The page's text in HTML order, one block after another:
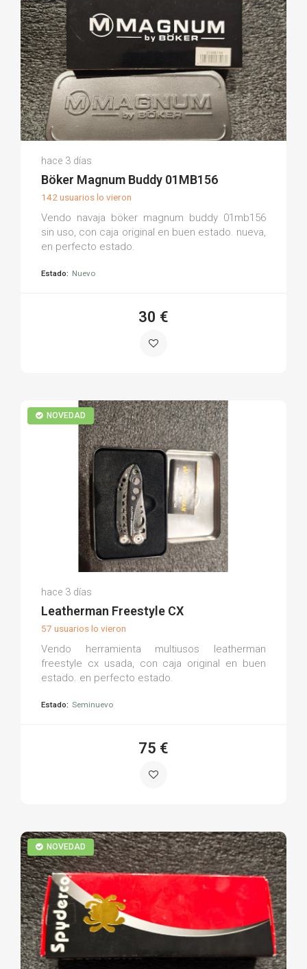
Luis S.
(0)
hace 3 días
Böker Magnum Buddy 01MB156
142 usuarios lo vieron
Vendo navaja böker magnum buddy 01mb156
sin uso, con caja original en buen estado. nueva,
en perfecto estado.
Estado: Nuevo
30 €
NOVEDAD
Luis S.
hace 3 días
Leatherman Freestyle CX
57 usuarios lo vieron
Vendo herramienta multiusos leatherman
freestyle cx usada, con caja original en buen
estado. en perfecto estado.
Estado: Seminuevo
75 €
NOVEDAD